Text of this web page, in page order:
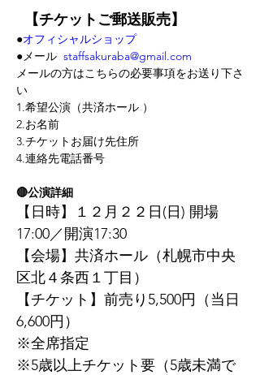
【チケットご郵送販売】
●オフィシャルショップ
●メール staffsakuraba@gmail.com
メールの方はこちらの必要事項をお送り下さ
い
1.希望公演（共済ホール ）
2.お名前
3.チケットお届け先住所
4.連絡先電話番号
🔴公演詳細
【日時】１２月２２日(日) 開場
17:00／開演17:30
【会場】共済ホール（札幌市中央
区北４条西１丁目）
【チケット】前売り5,500円（当日
6,600円）
※全席指定
※5歳以上チケット要（5歳未満で